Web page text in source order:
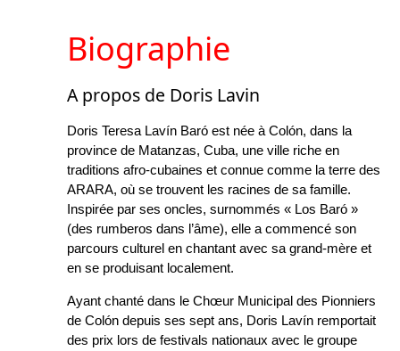
Biographie
A propos de Doris Lavin
Doris Teresa Lavín Baró est née à Colón, dans la
province de Matanzas, Cuba, une ville riche en
traditions afro-cubaines et connue comme la terre des
ARARA, où se trouvent les racines de sa famille.
Inspirée par ses oncles, surnommés « Los Baró »
(des rumberos dans l’âme), elle a commencé son
parcours culturel en chantant avec sa grand-mère et
en se produisant localement.
Ayant chanté dans le Chœur Municipal des Pionniers
de Colón depuis ses sept ans, Doris Lavín remportait
des prix lors de festivals nationaux avec le groupe